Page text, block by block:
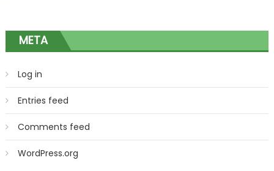
META
Log in
Entries feed
Comments feed
WordPress.org